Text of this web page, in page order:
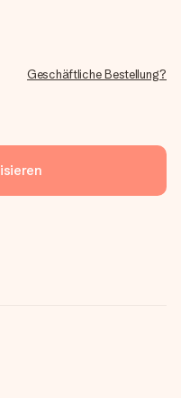
Geschäftliche Bestellung?